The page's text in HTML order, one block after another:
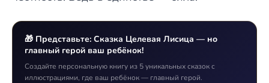
🎁 Представьте: Сказка Целевая Лисица — но
главный герой ваш ребёнок!
Создайте персональную книгу из 5 уникальных сказок с
иллюстрациями, где ваш ребёнок — главный герой.